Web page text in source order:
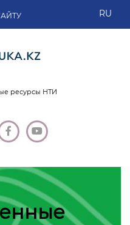
RU
ресурсы НТИ